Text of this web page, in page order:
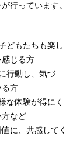
行っています。
どもたちも楽し
じる方
行動し、気づ
る方
な体験が得にく
など
に、共感してく